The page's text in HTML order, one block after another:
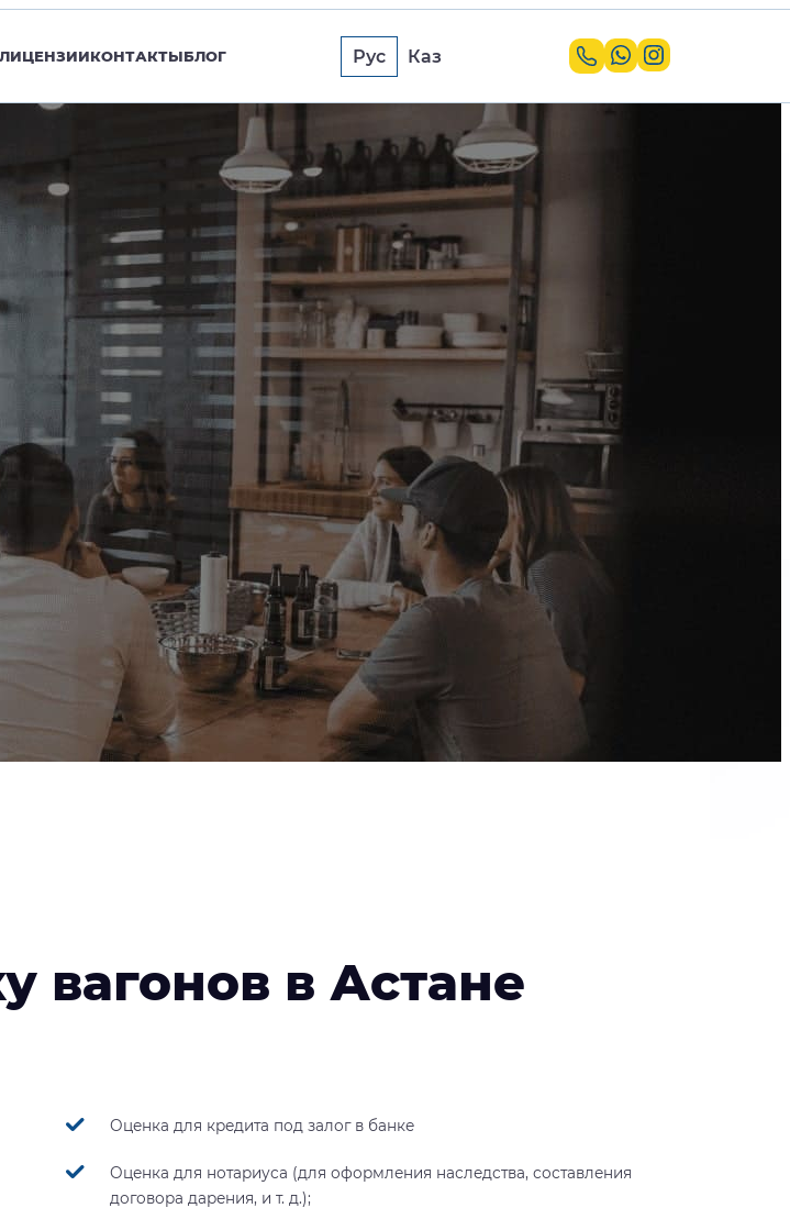
ЛИЦЕНЗИИКОНТАКТЫБЛОГ Рус Каз
вагонов в Астане
Оценка для кредита под залог в банке
Оценка для нотариуса (для оформления наследства, составления
договора дарения, и т. д.);